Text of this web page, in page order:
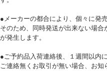
●メーカーの都合により、個々に発
そのため、同時発送が出来ない場
が発生します。
●ご予約品入荷連絡後、１週間以内
ご連絡無くお取引が無い場合、お知